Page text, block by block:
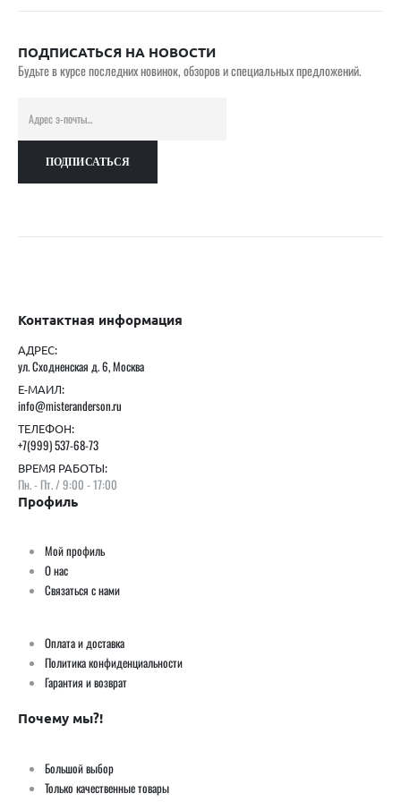
ПОДПИСАТЬСЯ НА НОВОСТИ
Будьте в курсе последних новинок, обзоров и специальных предложений.
Контактная информация
АДРЕС:
ул. Сходненская д. 6, Москва
Е-МАИЛ:
info@misteranderson.ru
ТЕЛЕФОН:
+7(999) 537-68-73
ВРЕМЯ РАБОТЫ:
Пн. - Пт. / 9:00 - 17:00
Профиль
Мой профиль
О нас
Связаться с нами
Оплата и доставка
Политика конфиденциальности
Гарантия и возврат
Почему мы?!
Большой выбор
Только качественные товары